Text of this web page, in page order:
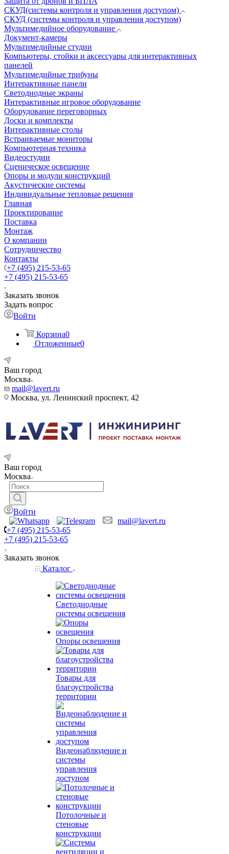
СКУД(системы контроля и управления доступом)
СКУД (системы контроля и управления доступом)
Мультимедийное оборудование
Документ-камеры
Мультимедийные студии
Компьютеры, стойки и аксессуары для интерактивных
панелей
Мультимедийные трибуны
Интерактивные панели
Светодиодные экраны
Интерактивные игровое оборудование
Оборудование переговорных
Доски и комплекты
Интерактивные столы
Встраиваемые мониторы
Компьютерная техника
Видеостудии
Cценическое освещение
Опоры и модули конструкций
Акустические системы
Индивидуальные тепловые решения
Главная
Проектирование
Поставка
Монтаж
О компании
Сотрудничество
Контакты
+7 (495) 215-53-65
+7 (495) 215-53-65
Заказать звонок
Задать вопрос
Войти
Корзина0
Отложенные0
Ваш город
Москва
mail@lavert.ru
Москва, ул. Ленинский проспект, 42
Ваш город
Москва
Войти
mail@lavert.ru
+7 (495) 215-53-65
+7 (495) 215-53-65
Заказать звонок
Каталог
Светодиодные
системы освещения
Опоры освещения
Товары для
благоустройства
территории
Видеонаблюдение и
системы
управления
доступом
Потолочные и
стеновые
конструкции